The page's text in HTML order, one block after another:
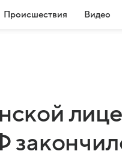
Происшествия Видео